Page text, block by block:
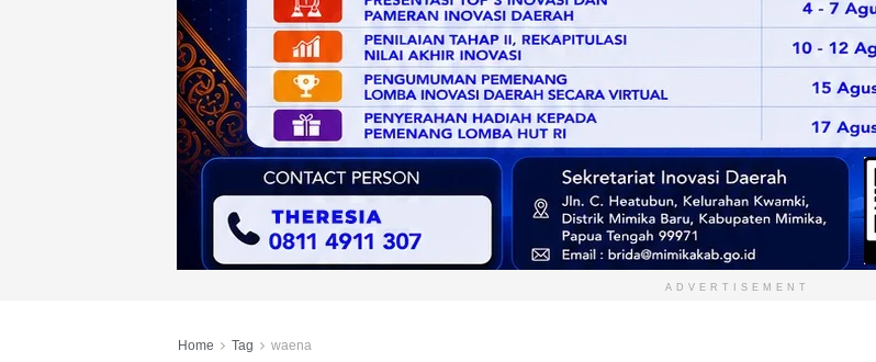
ADVERTISEMENT
Home Tag waena